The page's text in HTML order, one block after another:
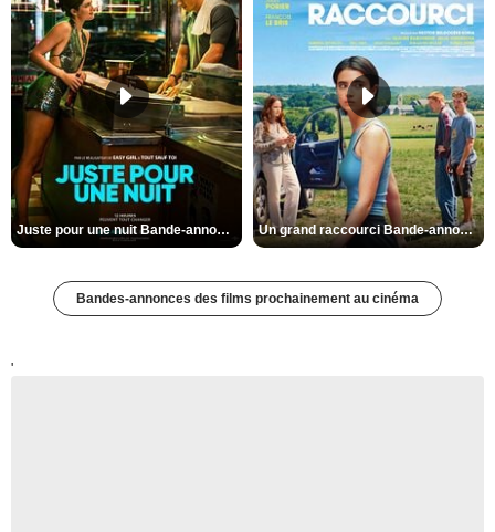
Juste pour une nuit Bande-annonce VO STFR Un grand raccourci Bande-annonce VF
Bandes-annonces des films prochainement au cinéma
'